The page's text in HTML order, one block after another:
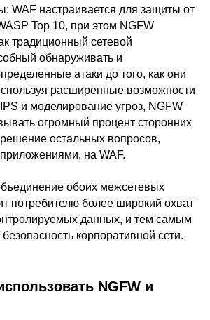
WAF настраивается для защиты от
Top 10, при этом NGFW
традиционный сетевой
обнаруживать и
атаки до того, как они
расширенные возможности
IPS и моделирование угроз, NGFW
огромный процент сторонних
решение остальных вопросов,
на WAF.
обоих межсетевых
потребителю более широкий охват
данных, и тем самым
корпоративной сети.
NGFW и
Выбрать
интегратора